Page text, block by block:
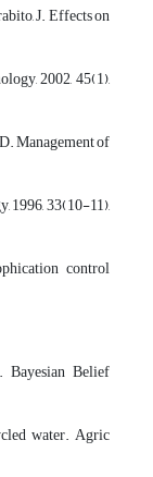
J. Effects on
2002, 45(1),
Management of
1996, 33(10-11),
control
Bayesian Belief
water. Agric